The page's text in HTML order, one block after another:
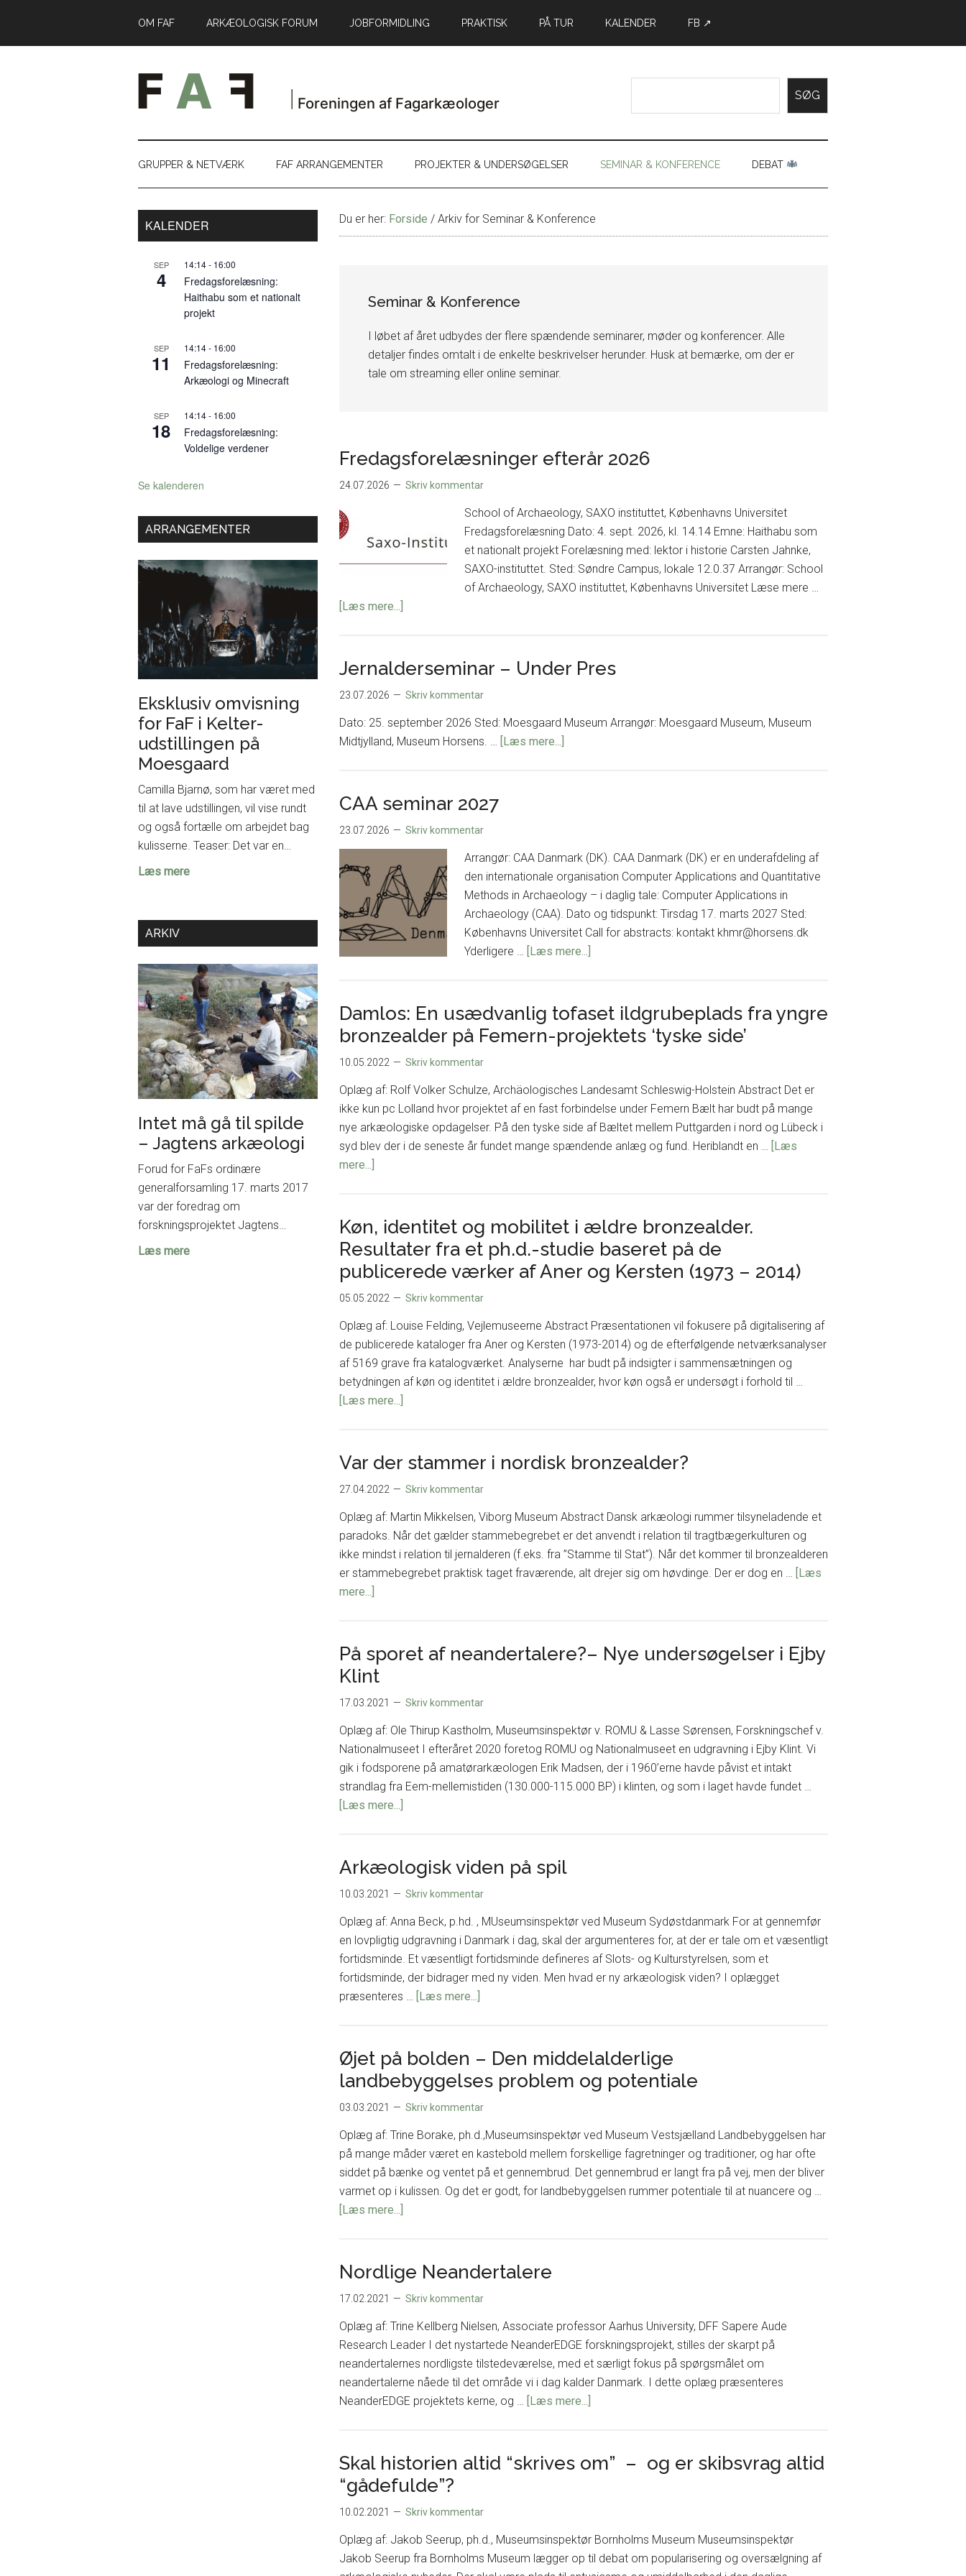
indhold
secondary
til
OM FAF ARKÆOLOGISK FORUM JOBFORMIDLING PRAKTISK PÅ TUR KALENDER FB ↗
SØG
GRUPPER & NETVÆRK FAF ARRANGEMENTER PROJEKTER & UNDERSØGELSER SEMINAR & KONFERENCE DEBAT
Du er her: Forside / Arkiv for Seminar & Konference
Seminar & Konference
I løbet af året udbydes der flere spændende seminarer, møder og konferencer. Alle
detaljer findes omtalt i de enkelte beskrivelser herunder. Husk at bemærke, om der er
tale om streaming eller online seminar.
Fredagsforelæsninger efterår 2026
24.07.2026 Skriv kommentar
School of Archaeology, SAXO instituttet, Københavns Universitet
Fredagsforelæsning Dato: 4. sept. 2026, kl. 14.14 Emne: Haithabu som
et nationalt projekt Forelæsning med: lektor i historie Carsten Jahnke,
SAXO-instituttet. Sted: Søndre Campus, lokale 12.0.37 Arrangør: School
of Archaeology, SAXO instituttet, Københavns Universitet Læse mere …
[Læs mere...]
2026
Jernalderseminar – Under Pres
23.07.2026 Skriv kommentar
Dato: 25. september 2026 Sted: Moesgaard Museum Arrangør: Moesgaard Museum, Museum
Midtjylland, Museum Horsens. …
[Læs mere...]
CAA seminar 2027
23.07.2026 Skriv kommentar
Arrangør: CAA Danmark (DK). CAA Danmark (DK) er en underafdeling af
den internationale organisation Computer Applications and Quantitative
Methods in Archaeology – i daglig tale: Computer Applications in
Archaeology (CAA). Dato og tidspunkt: Tirsdag 17. marts 2027 Sted:
Københavns Universitet Call for abstracts: kontakt khmr@horsens.dk
Yderligere …
[Læs mere...]
2027
Damlos: En usædvanlig tofaset ildgrubeplads fra yngre
bronzealder på Femern-projektets ‘tyske side’
10.05.2022 Skriv kommentar
Oplæg af: Rolf Volker Schulze, Archäologisches Landesamt Schleswig-Holstein Abstract Det er
ikke kun pc Lolland hvor projektet af en fast forbindelse under Femern Bælt har budt på mange
nye arkæologiske opdagelser. På den tyske side af Bæltet mellem Puttgarden i nord og Lübeck i
syd blev der i de seneste år fundet mange spændende anlæg og fund. Heriblandt en …
[Læs
mere...]
usædvanlig
tofaset
ildgrubeplads
fra
yngre
på
Femern-
projektets
‘tyske
side’
Køn, identitet og mobilitet i ældre bronzealder.
Resultater fra et ph.d.-studie baseret på de
publicerede værker af Aner og Kersten (1973 – 2014)
05.05.2022 Skriv kommentar
Oplæg af: Louise Felding, Vejlemuseerne Abstract Præsentationen vil fokusere på digitalisering af
de publicerede kataloger fra Aner og Kersten (1973-2014) og de efterfølgende netværksanalyser
af 5169 grave fra katalogværket. Analyserne har budt på indsigter i sammensætningen og
betydningen af køn og identitet i ældre bronzealder, hvor køn også er undersøgt i forhold til …
[Læs mere...]
ældre
bronzealder.
Resultater
fra
på
publicerede
af
Aner
og
Kersten
Var der stammer i nordisk bronzealder?
27.04.2022 Skriv kommentar
Oplæg af: Martin Mikkelsen, Viborg Museum Abstract Dansk arkæologi rummer tilsyneladende et
paradoks. Når det gælder stammebegrebet er det anvendt i relation til tragtbægerkulturen og
ikke mindst i relation til jernalderen (f.eks. fra ”Stamme til Stat”). Når det kommer til bronzealderen
er stammebegrebet praktisk taget fraværende, alt drejer sig om høvdinge. Der er dog en …
[Læs
mere...]
nordisk
bronzealder?
På sporet af neandertalere?– Nye undersøgelser i Ejby
Klint
17.03.2021 Skriv kommentar
Oplæg af: Ole Thirup Kastholm, Museumsinspektør v. ROMU & Lasse Sørensen, Forskningschef v.
Nationalmuseet I efteråret 2020 foretog ROMU og Nationalmuseet en udgravning i Ejby Klint. Vi
gik i fodsporene på amatørarkæologen Erik Madsen, der i 1960’erne havde påvist et intakt
strandlag fra Eem-mellemistiden (130.000-115.000 BP) i klinten, og som i laget havde fundet …
[Læs mere...]
neandertalere?–
Nye
undersøgelser
i
Ejby
Klint
Arkæologisk viden på spil
10.03.2021 Skriv kommentar
Oplæg af: Anna Beck, p.hd. , MUseumsinspektør ved Museum Sydøstdanmark For at gennemfør
en lovpligtig udgravning i Danmark i dag, skal der argumenteres for, at der er tale om et væsentligt
fortidsminde. Et væsentligt fortidsminde defineres af Slots- og Kulturstyrelsen, som et
fortidsminde, der bidrager med ny viden. Men hvad er ny arkæologisk viden? I oplægget
præsenteres …
[Læs mere...]
Øjet på bolden – Den middelalderlige
landbebyggelses problem og potentiale
03.03.2021 Skriv kommentar
Oplæg af: Trine Borake, ph.d.,Museumsinspektør ved Museum Vestsjælland Landbebyggelsen har
på mange måder været en kastebold mellem forskellige fagretninger og traditioner, og har ofte
siddet på bænke og ventet på et gennembrud. Det gennembrud er langt fra på vej, men der bliver
varmet op i kulissen. Og det er godt, for landbebyggelsen rummer potentiale til at nuancere og …
[Læs mere...]
bolden
–
Den
middelalderlige
landbebyggelses
problem
og
potentiale
Nordlige Neandertalere
17.02.2021 Skriv kommentar
Oplæg af: Trine Kellberg Nielsen, Associate professor Aarhus University, DFF Sapere Aude
Research Leader I det nystartede NeanderEDGE forskningsprojekt, stilles der skarpt på
neandertalernes nordligste tilstedeværelse, med et særligt fokus på spørgsmålet om
neandertalerne nåede til det område vi i dag kalder Danmark. I dette oplæg præsenteres
NeanderEDGE projektets kerne, og …
[Læs mere...]
Skal historien altid “skrives om” – og er skibsvrag altid
“gådefulde”?
10.02.2021 Skriv kommentar
Oplæg af: Jakob Seerup, ph.d., Museumsinspektør Bornholms Museum Museumsinspektør
Jakob Seerup fra Bornholms Museum lægger op til debat om popularisering og oversælgning af
Sidebar
KALENDER
SEP
4
14:14- 16:00
Fredagsforelæsning:
Haithabu som et nationalt
projekt
SEP
11
14:14- 16:00
Fredagsforelæsning:
Arkæologi og Minecraft
SEP
18
14:14- 16:00
Fredagsforelæsning:
Voldelige verdener
Se kalenderen
ARRANGEMENTER
Eksklusiv omvisning
for FaF i Kelter-
udstillingen på
Moesgaard
Camilla Bjarnø, som har været med
til at lave udstillingen, vil vise rundt
og også fortælle om arbejdet bag
kulisserne. Teaser: Det var en…
Læs mereEksklusiv
i
Kelter-
udstillingen
på
Moesgaard
ARKIV
Intet må gå til spilde
– Jagtens arkæologi
Forud for FaFs ordinære
generalforsamling 17. marts 2017
var der foredrag om
forskningsprojektet Jagtens…
Læs mereIntet